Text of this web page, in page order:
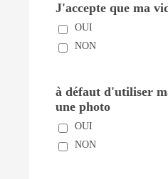
J'accepte que ma
OUI
NON
à défaut d'utiliser
une photo
OUI
NON